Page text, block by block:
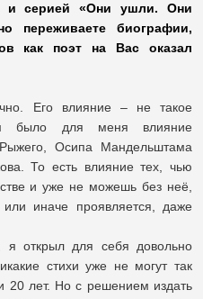
и серией «Они ушли. Они
переживаете биографии,
как поэт на Вас оказал
Его влияние – не такое
было для меня влияние
Осипа Мандельштама
То есть влияние тех, чью
и уже не можешь без неё,
иначе проявляется, даже
я открыл для себя довольно
стихи уже не могут так
20 лет. Но с решением издать